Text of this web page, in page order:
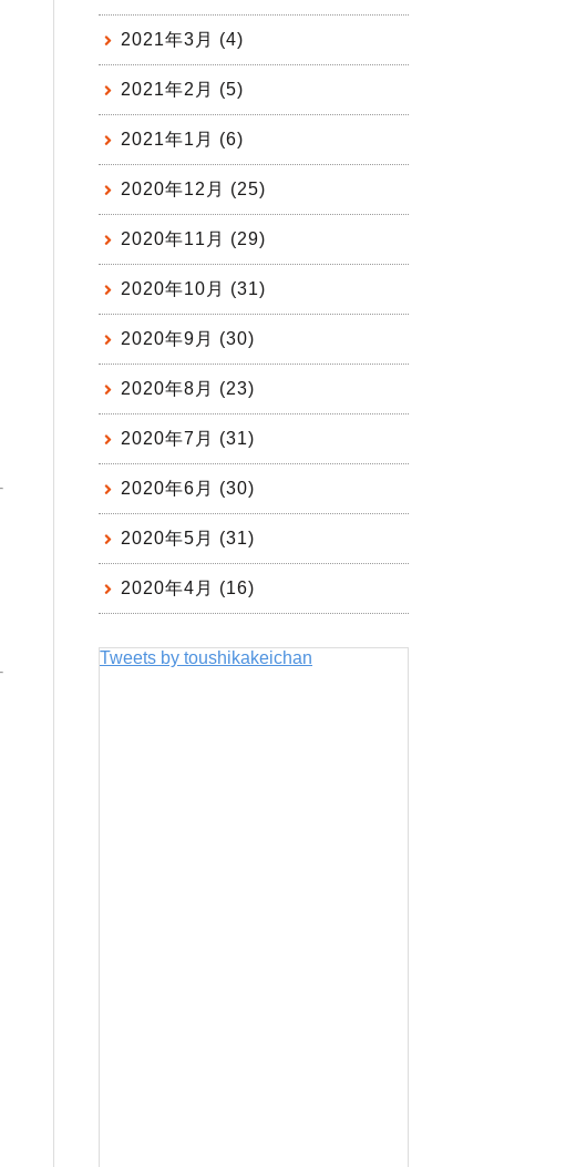
2021年3月 (4)
2021年2月 (5)
2021年1月 (6)
2020年12月 (25)
2020年11月 (29)
2020年10月 (31)
2020年9月 (30)
2020年8月 (23)
2020年7月 (31)
2020年6月 (30)
2020年5月 (31)
2020年4月 (16)
Tweets by toushikakeichan